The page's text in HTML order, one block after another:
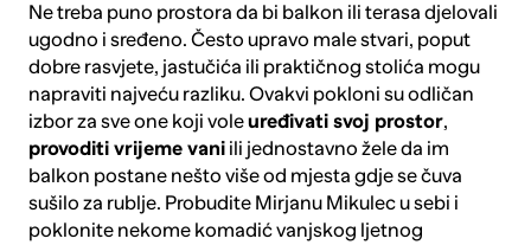
Ne treba puno prostora da bi balkon ili terasa djelovali
ugodno i sređeno. Često upravo male stvari, poput
dobre rasvjete, jastučića ili praktičnog stolića mogu
napraviti najveću razliku. Ovakvi pokloni su odličan
izbor za sve one koji voleuređivati svoj prostor,
provoditi vrijeme vaniili jednostavno žele da im
balkon postane nešto više od mjesta gdje se čuva
sušilo za rublje. Probudite Mirjanu Mikulec u sebi i
poklonite nekome komadić vanjskog ljetnog